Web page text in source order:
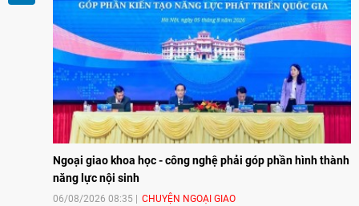
Ngoại giao khoa học - công nghệ phải góp phần hình thành
năng lực nội sinh
06/08/2026 08:35 CHUYỆN NGOẠI GIAO